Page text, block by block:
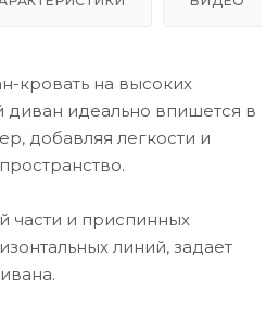
кровать на высоких
диван идеально впишется в
добавляя легкости и
части и приспинных
линий, задает